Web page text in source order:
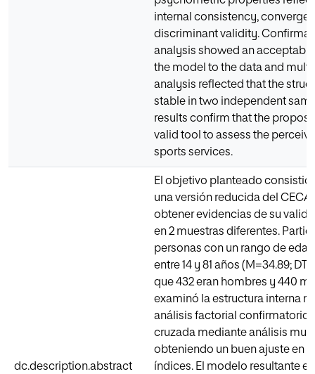
internal consistency,
discriminant validity.
analysis showed an
the model to the data and
analysis reflected that the
stable in two independent
results confirm that the
valid tool to assess the
sports services.
dc.description.abstract
El objetivo planteado consistió
una versión reducida del
obtener evidencias de su
en 2 muestras diferentes.
personas con un rango de
entre 14 y 81 años (M=34.89;
que 432 eran hombres y 440
examinó la estructura interna
análisis factorial confirmatorio
cruzada mediante análisis
obteniendo un buen ajuste en
índices. El modelo resultante